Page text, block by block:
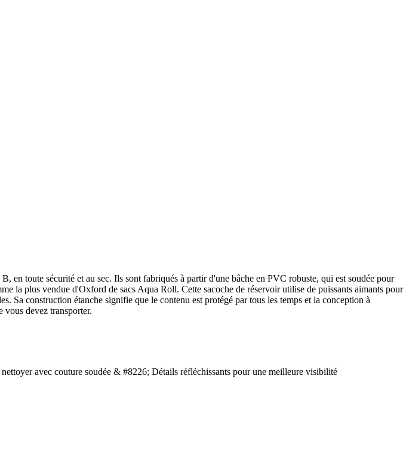
en toute sécurité et au sec. Ils sont fabriqués à partir d'une bâche en PVC robuste, qui est soudée pour
la plus vendue d'Oxford de sacs Aqua Roll. Cette sacoche de réservoir utilise de puissants aimants pour
Sa construction étanche signifie que le contenu est protégé par tous les temps et la conception à
vous devez transporter.
avec couture soudée & #8226; Détails réfléchissants pour une meilleure visibilité